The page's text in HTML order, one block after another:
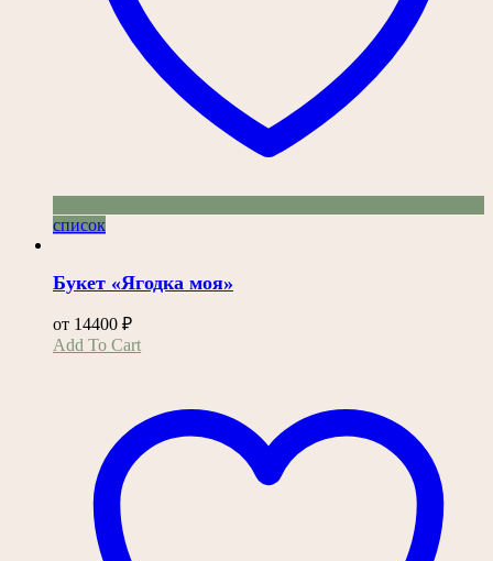
список
Букет «Ягодка моя»
от 14400 ₽
Add To CartЭтот
вариаций.
Опции
можно